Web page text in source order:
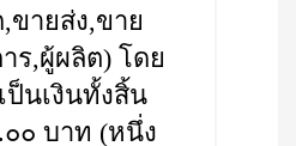
ขายส่ง,ขาย
ร,ผู้ผลิต) โดย
ป็นเงินทั้งสิ้น
๐ บาท (หนึ่ง